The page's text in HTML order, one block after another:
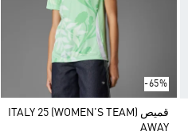
-65%
قميص ITALY 25 (WOMEN'S TEAM)
AWAY